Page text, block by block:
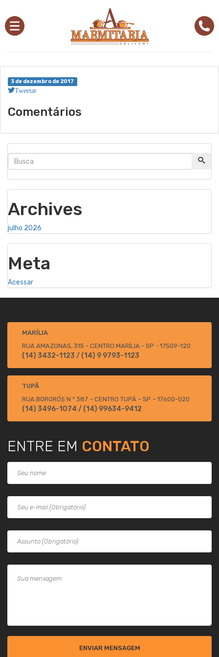
3 de dezembro de 2017
Tweetar
Comentários
Archives
julho 2026
Meta
Acessar
MARÍLIA
RUA AMAZONAS, 315 - CENTRO MARÍLIA - SP - 17509-120
(14) 3432-1123 / (14) 9 9793-1123
TUPÃ
RUA BORORÓS N º 387 – CENTRO TUPÃ – SP – 17600-020
(14) 3496-1074 / (14) 99634-9412
ENTRE EM CONTATO